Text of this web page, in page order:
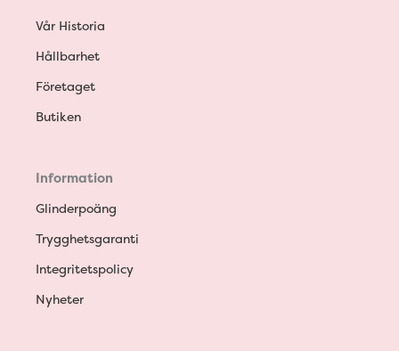
Vår Historia
Hållbarhet
Företaget
Butiken
Information
Glinderpoäng
Trygghetsgaranti
Integritetspolicy
Nyheter